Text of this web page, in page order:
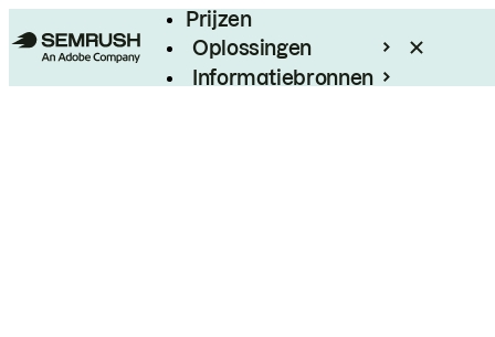
Prijzen
Oplossingen
Informatiebronnen